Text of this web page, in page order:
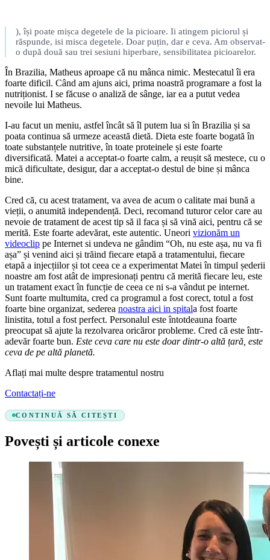
), își poate mișca degetele de la picioare. Ii atingem piciorul și
răspunde, isi misca degetele. Doar puțin, dar e ceva. Am observat-
o după două sau trei sesiuni hiperbare, sensibilitatea picioarelor.
În Brazilia, Matheus aproape că nu mânca nimic. Mestecatul îi era
foarte dificil. Când am ajuns aici, prima noastră programare a fost la
nutriționist. I se făcuse o analiză de sânge, iar ea a putut vedea
nevoile lui Matheus.
I-au facut un meniu, astfel încât să îl putem lua si în Brazilia și sa
poata continua să urmeze această dietă. Dieta este foarte bogată în
toate substanțele nutritive, în toate proteinele și este foarte
diversificată. Matei a acceptat-o foarte calm, a reușit să mestece, cu o
mică dificultate, desigur, dar a acceptat-o destul de bine și mânca
bine.
Cred că, cu acest tratament, va avea de acum o calitate mai bună a
vieții, o anumită independență. Deci, recomand tuturor celor care au
nevoie de tratament de acest tip să il faca și să vină aici, pentru că se
merită. Este foarte adevărat, este autentic. Uneori vizionăm un
videoclip pe Internet si undeva ne gândim “Oh, nu este așa, nu va fi
așa” și venind aici și trăind fiecare etapă a tratamentului, fiecare
etapă a injecțiilor și tot ceea ce a experimentat Matei în timpul șederii
noastre am fost atât de impresionați pentru că merită fiecare leu, este
un tratament exact în funcție de ceea ce ni s-a vândut pe internet.
Sunt foarte multumita, cred ca programul a fost corect, totul a fost
foarte bine organizat, sederea noastra aici in spitala fost foarte
linistita, totul a fost perfect. Personalul este întotdeauna foarte
preocupat să ajute la rezolvarea oricăror probleme. Cred că este într-
adevăr foarte bun. Este ceva care nu este doar dintr-o altă țară, este
ceva de pe altă planetă.
Aflați mai multe despre tratamentul nostru
Contactați-ne
CONTINUĂ SĂ CITEȘTI
Povești și articole conexe